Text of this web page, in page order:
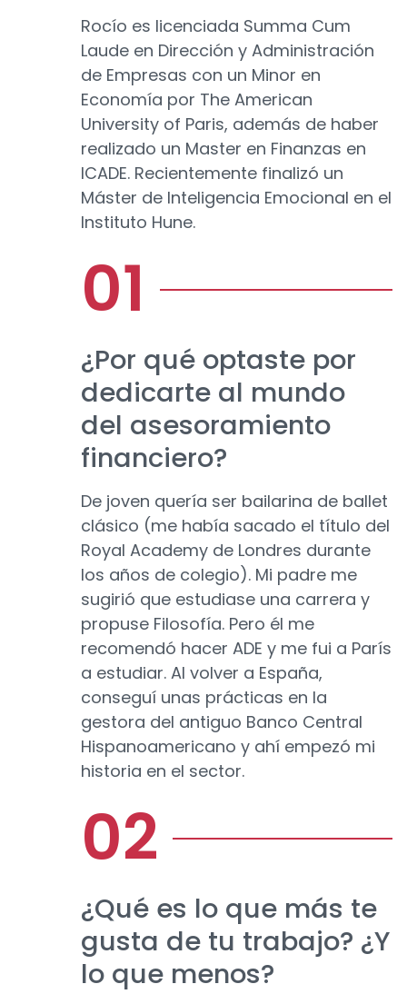
Rocío es licenciada Summa Cum
Laude en Dirección y Administración
de Empresas con un Minor en
Economía por The American
University of Paris, además de haber
realizado un Master en Finanzas en
ICADE. Recientemente finalizó un
Máster de Inteligencia Emocional en el
Instituto Hune.
¿Por qué optaste por
dedicarte al mundo
del asesoramiento
financiero?
De joven quería ser bailarina de ballet
clásico (me había sacado el título del
Royal Academy de Londres durante
los años de colegio). Mi padre me
sugirió que estudiase una carrera y
propuse Filosofía. Pero él me
recomendó hacer ADE y me fui a París
a estudiar. Al volver a España,
conseguí unas prácticas en la
gestora del antiguo Banco Central
Hispanoamericano y ahí empezó mi
historia en el sector.
¿Qué es lo que más te
gusta de tu trabajo? ¿Y
lo que menos?